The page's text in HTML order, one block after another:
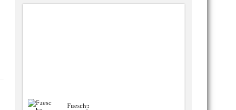
Fueschp